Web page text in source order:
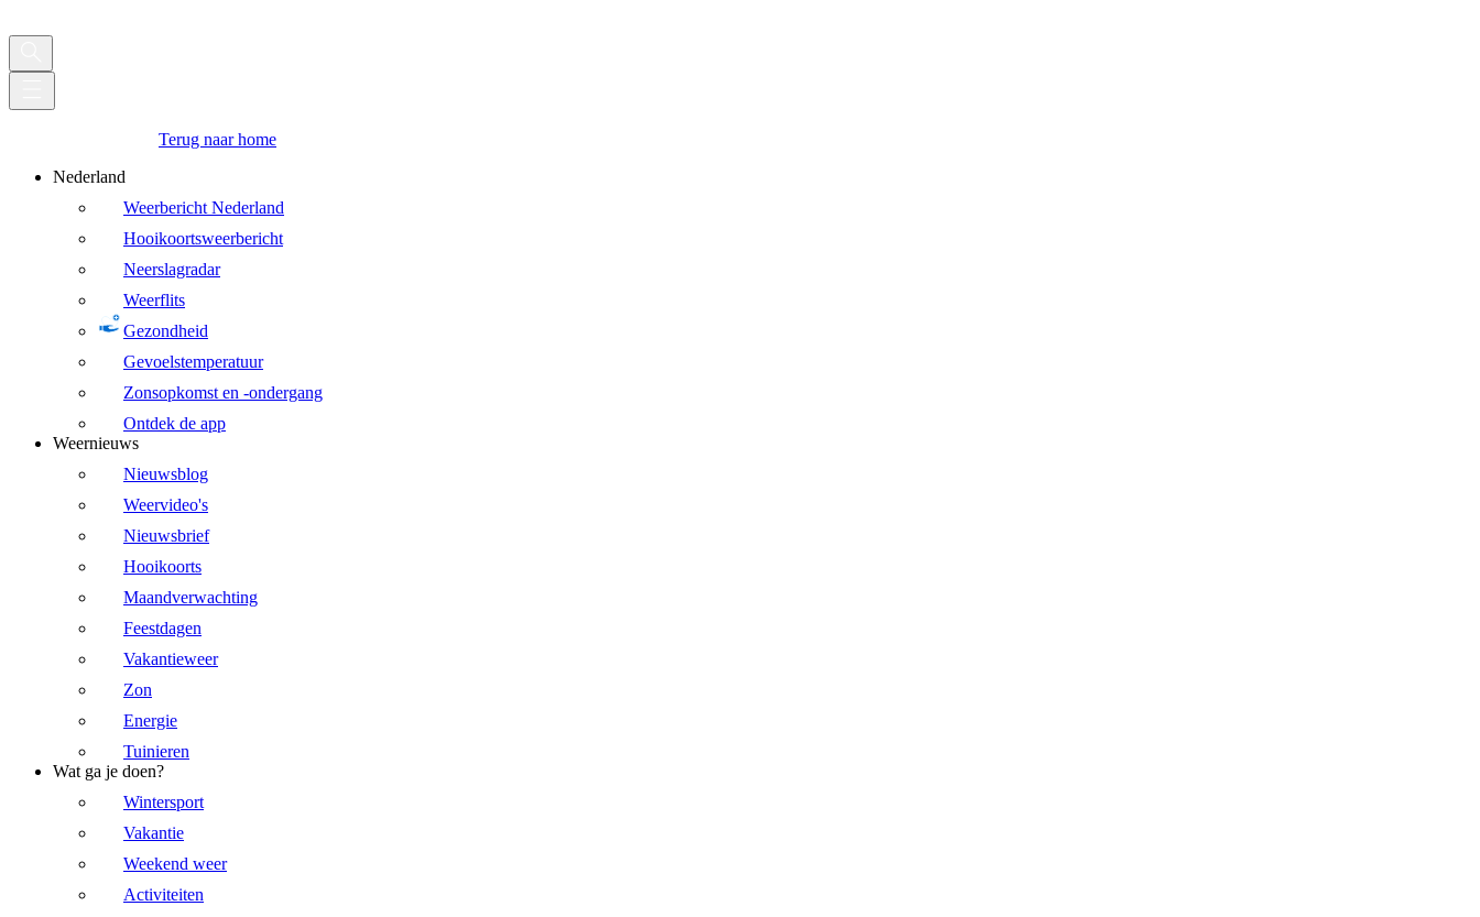
Terug naar home
Nederland
Weerbericht Nederland
Hooikoortsweerbericht
Neerslagradar
Weerflits
Gezondheid
Gevoelstemperatuur
Zonsopkomst en -ondergang
Ontdek de app
Weernieuws
Nieuwsblog
Weervideo's
Nieuwsbrief
Hooikoorts
Maandverwachting
Feestdagen
Vakantieweer
Zon
Energie
Tuinieren
Wat ga je doen?
Wintersport
Vakantie
Weekend weer
Activiteiten